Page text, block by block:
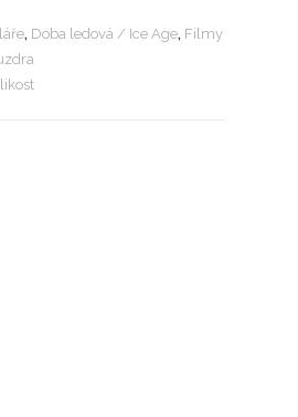
, Doba ledová / Ice Age, Filmy